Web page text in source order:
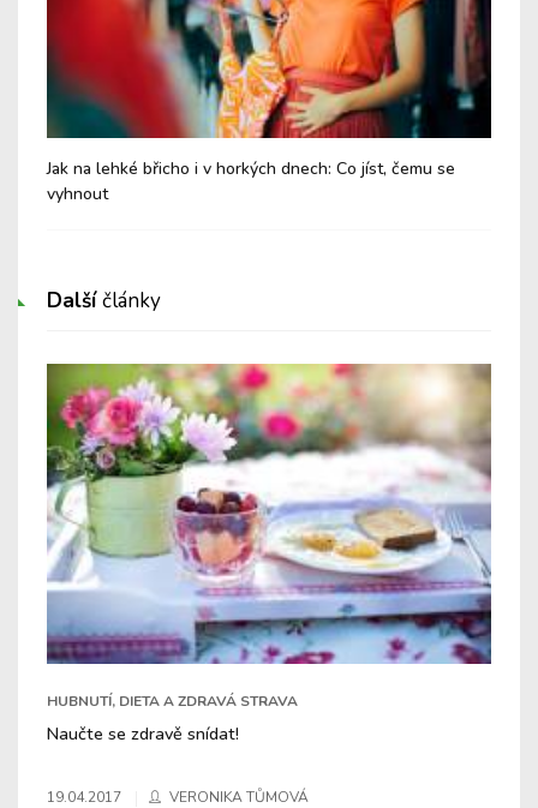
Jak na lehké břicho i v horkých dnech: Co jíst, čemu se
vyhnout
Dalšíčlánky
HUBNUTÍ, DIETA A ZDRAVÁ STRAVA
Naučte se zdravě snídat!
19.04.2017 VERONIKA TŮMOVÁ